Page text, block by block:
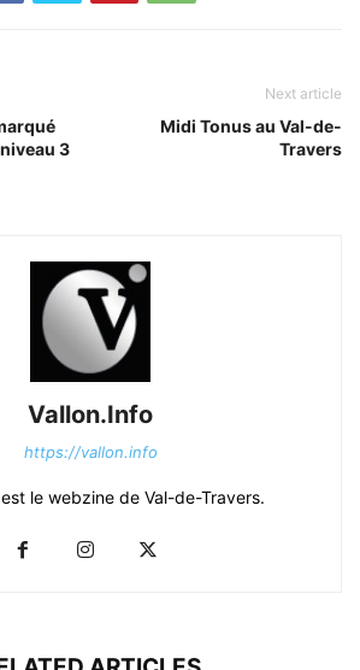
3
Next article
Midi Tonus au Val-de-
Travers
Vallon.Info
https://vallon.info
le webzine de Val-de-Travers.